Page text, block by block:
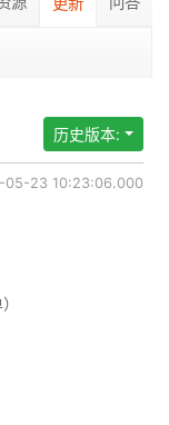
历史版本:
05-23 10:23:06.000